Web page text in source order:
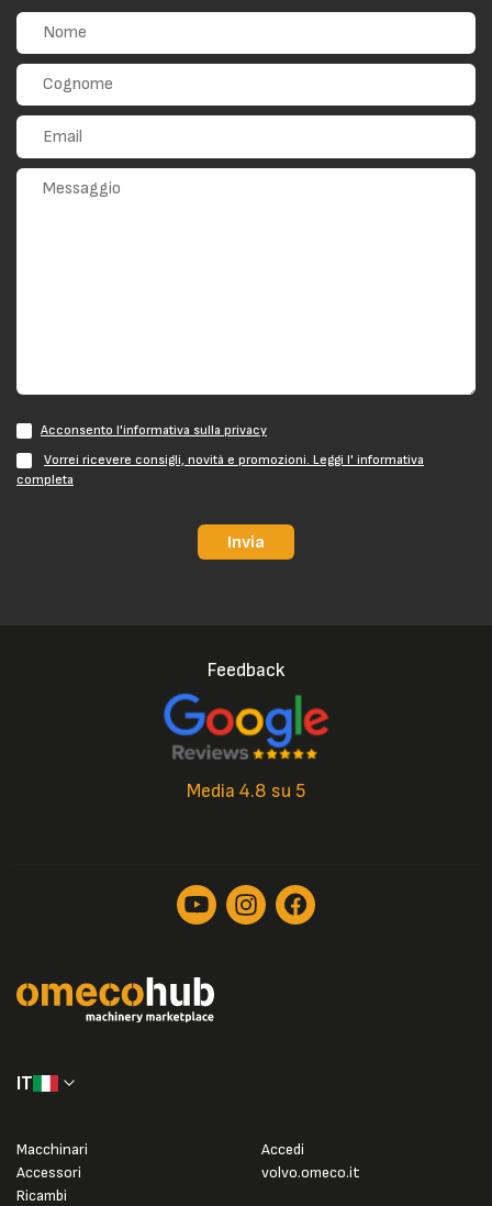
Acconsento l'informativa sulla privacy
Vorrei ricevere consigli, novità e promozioni. Leggi l' informativa
completa
Invia
Feedback
Media 4.8 su 5
IT
Macchinari
Accessori
Ricambi
Accedi
volvo.omeco.it